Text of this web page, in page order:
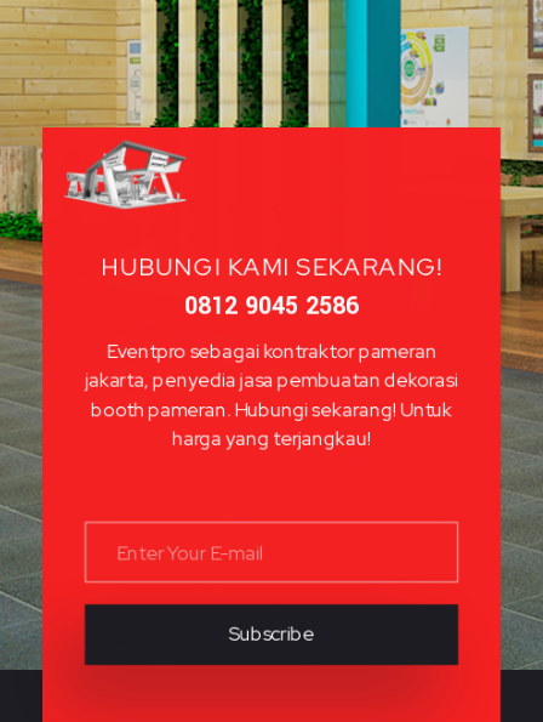
HUBUNGI KAMI SEKARANG!
0812 9045 2586
Eventpro sebagai kontraktor pameran
jakarta, penyedia jasa pembuatan dekorasi
booth pameran. Hubungi sekarang! Untuk
harga yang terjangkau!